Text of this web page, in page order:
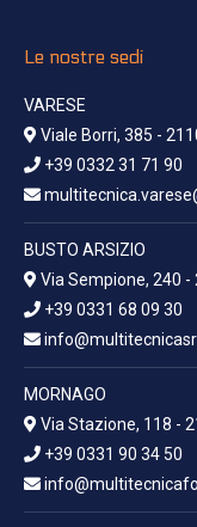
Le nostre sedi
VARESE
Viale Borri, 385 -
+39 0332 31 71 90
BUSTO ARSIZIO
Via Sempione, 240
+39 0331 68 09 30
MORNAGO
Via Stazione, 118 -
+39 0331 90 34 50